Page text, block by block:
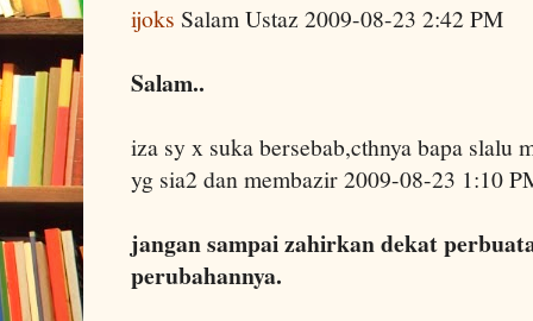
ijoks Salam Ustaz 2009-08-23 2:42 PM
Salam..
iza sy x suka bersebab,cthnya bapa slalu
yg sia2 dan membazir 2009-08-23 1:10
jangan sampai zahirkan dekat
perubahannya.